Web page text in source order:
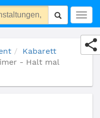
mal Schatz
Kabarett
- Halt mal